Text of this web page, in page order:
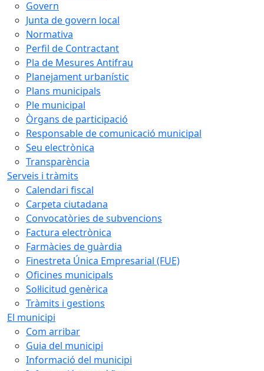
Govern
Junta de govern local
Normativa
Perfil de Contractant
Pla de Mesures Antifrau
Planejament urbanístic
Plans municipals
Ple municipal
Òrgans de participació
Responsable de comunicació municipal
Seu electrònica
Transparència
Serveis i tràmits
Calendari fiscal
Carpeta ciutadana
Convocatòries de subvencions
Factura electrònica
Farmàcies de guàrdia
Finestreta Única Empresarial (FUE)
Oficines municipals
Sol·licitud genèrica
Tràmits i gestions
El municipi
Com arribar
Guia del municipi
Informació del municipi